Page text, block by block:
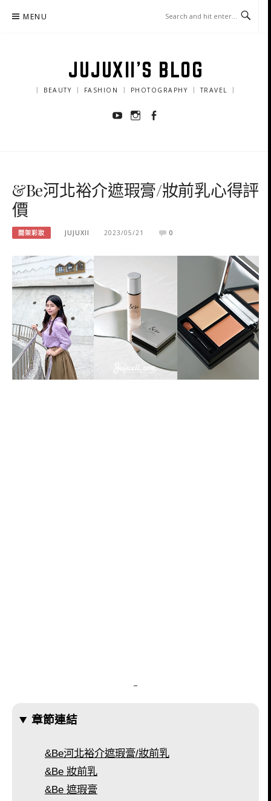
MENU
JUJUXII'S BLOG
｜ BEAUTY ｜ FASHION ｜ PHOTOGRAPHY ｜ TRAVEL ｜
YoutubeInstagram
&Be河北裕介遮瑕膏/妝前乳心得評
價
開架彩妝 JUJUXII 2023/05/21 0
–
章節連結
&Be河北裕介遮瑕膏/妝前乳
&Be 妝前乳
&Be 遮瑕膏